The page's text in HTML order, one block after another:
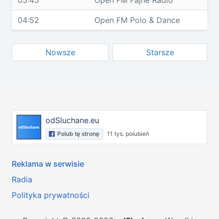
04:52 Open FM Polo & Dance
Nowsze Starsze
odSluchane.eu
Polub tę stronę 11 tys. polubień
Reklama w serwisie
Radia
Polityka prywatności